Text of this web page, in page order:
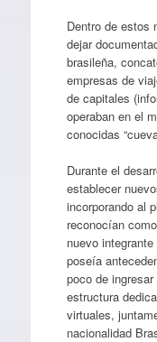
Dentro de estos
dejar
brasileña,
empresas de
de capitales
operaban en el
conocidas
Durante el
establecer
incorporando al
reconocían
nuevo
poseía
poco de
estructura
virtuales,
nacionalidad